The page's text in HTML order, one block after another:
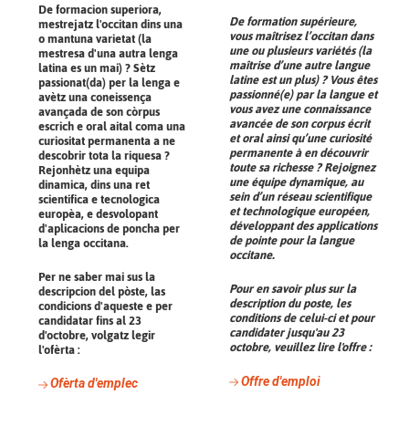
De formacion superiora,
mestrejatz l'occitan dins una
o mantuna varietat (la
mestresa d'una autra lenga
latina es un mai) ? Sètz
passionat(da) per la lenga e
avètz una coneissença
avançada de son còrpus
escrich e oral aital coma una
curiositat permanenta a ne
descobrir tota la riquesa ?
Rejonhètz una equipa
dinamica, dins una ret
scientifica e tecnologica
europèa, e desvolopant
d'aplicacions de poncha per
la lenga occitana.
Per ne saber mai sus la
descripcion del pòste, las
condicions d'aqueste e per
candidatar fins al 23
d'octobre, volgatz legir
l'ofèrta :
Ofèrta d'emplec
De formation supérieure,
vous maîtrisez l’occitan dans
une ou plusieurs variétés (la
maîtrise d’une autre langue
latine est un plus) ? Vous êtes
passionné(e) par la langue et
vous avez une connaissance
avancée de son corpus écrit
et oral ainsi qu’une curiosité
permanente à en découvrir
toute sa richesse ? Rejoignez
une équipe dynamique, au
sein d’un réseau scientifique
et technologique européen,
développant des applications
de pointe pour la langue
occitane.
Pour en savoir plus sur la
description du poste, les
conditions de celui-ci et pour
candidater jusqu'au 23
octobre, veuillez lire l'offre :
Offre d'emploi